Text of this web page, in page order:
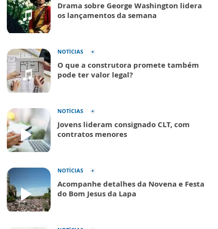
Drama sobre George Washington lidera
os lançamentos da semana
NOTÍCIAS
O que a construtora promete também
pode ter valor legal?
NOTÍCIAS
Jovens lideram consignado CLT, com
contratos menores
NOTÍCIAS
Acompanhe detalhes da Novena e Festa
do Bom Jesus da Lapa